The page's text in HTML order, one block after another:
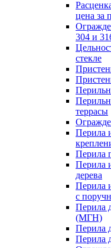
цена за
304 и
стекле
террасы
Перила
Перила
Перила
дерева
Перила
с
Перила
(МГН)
Перила
Перила